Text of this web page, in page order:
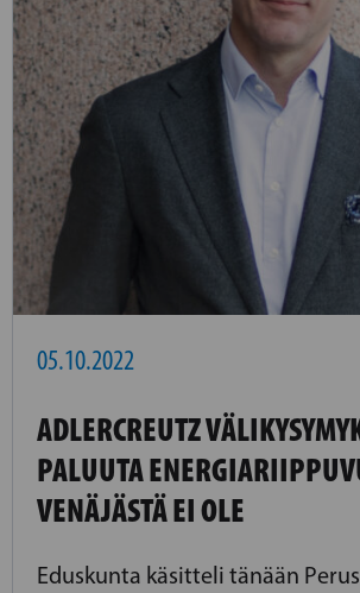
05.10.2022
ADLERCREUTZ
PALUUTA
VENÄJÄSTÄ EI OLE
Eduskunta käsitteli tänään